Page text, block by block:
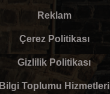
Reklam
Çerez Politikası
Gizlilik Politikası
Bilgi Toplumu Hizmetleri